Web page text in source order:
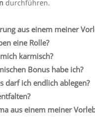
durchführen.
aus einem meiner
eine Rolle?
karmisch?
Bonus habe ich?
darf ich endlich ablegen?
aus einem meiner